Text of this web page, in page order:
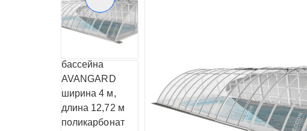
Предыдущий слайд